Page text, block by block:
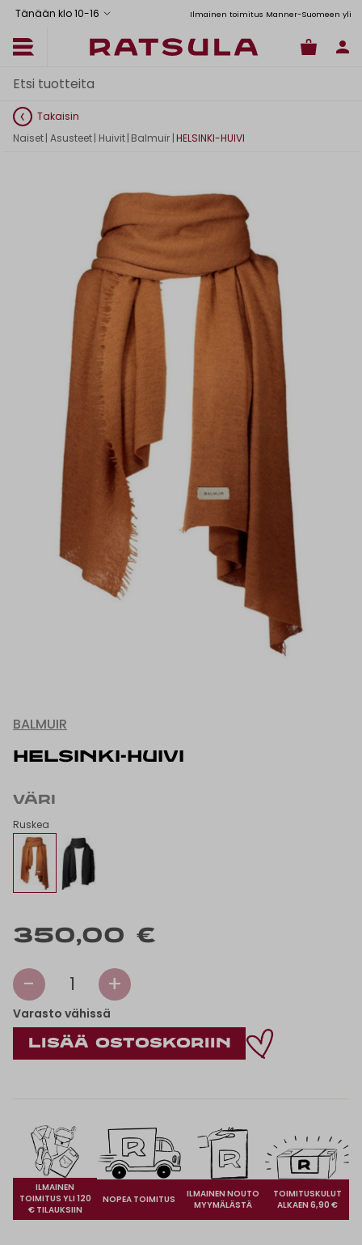
Tänään klo 10-16
Toimituskulut alk. 6,90€ Ilmainen toimitus Manner-Suomeen yli
Takaisin
Naiset| Asusteet| Huivit | Balmuir |HELSINKI-HUIVI
BALMUIR
HELSINKI-HUIVI
VÄRI
Ruskea
350,00 €
- 1 +
Varasto vähissä
ILMAINEN
TOIMITUS YLI 120
€ TILAUKSIIN
NOPEA TOIMITUS
ILMAINEN NOUTO
MYYMÄLÄSTÄ
TOIMITUSKULUT
ALKAEN 6,90 €